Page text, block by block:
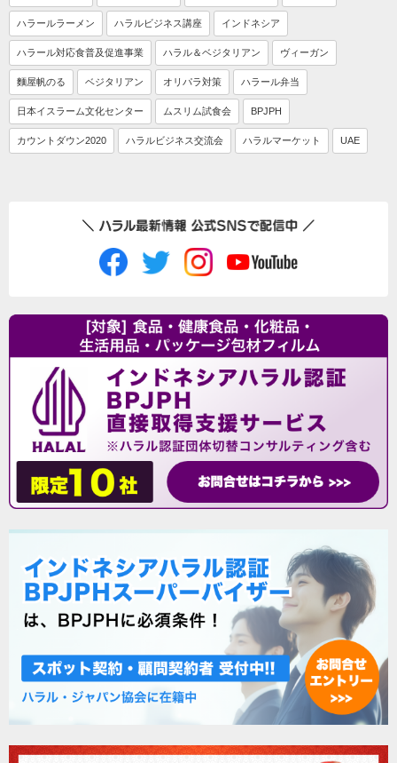
ハラールラーメン ハラルビジネス講座 インドネシア
ハラール対応食普及促進事業 ハラル＆ベジタリアン ヴィーガン
麵屋帆のる ベジタリアン オリパラ対策 ハラール弁当
日本イスラーム文化センター ムスリム試食会 BPJPH
カウントダウン2020 ハラルビジネス交流会 ハラルマーケット UAE